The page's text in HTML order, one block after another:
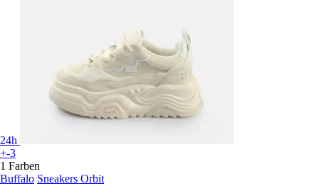
24h
+-3
1 Farben
Buffalo Sneakers Orbit